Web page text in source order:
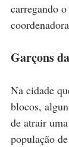
carregando
Garçons
Na cidade
blocos,
de atrair
população